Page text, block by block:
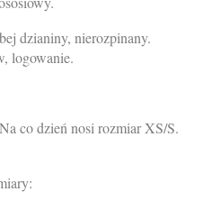
dzianiny, nierozpinany.
logowanie.
co dzień nosi rozmiar XS/S.